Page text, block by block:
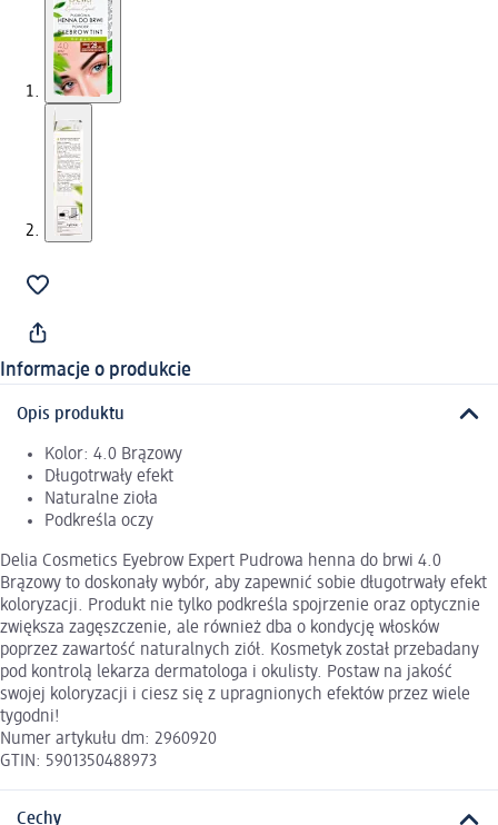
Informacje o produkcie
Opis produktu
Kolor: 4.0 Brązowy
Długotrwały efekt
Naturalne zioła
Podkreśla oczy
Delia Cosmetics Eyebrow Expert Pudrowa henna do brwi 4.0
Brązowy to doskonały wybór, aby zapewnić sobie długotrwały efekt
koloryzacji. Produkt nie tylko podkreśla spojrzenie oraz optycznie
zwiększa zagęszczenie, ale również dba o kondycję włosków
poprzez zawartość naturalnych ziół. Kosmetyk został przebadany
pod kontrolą lekarza dermatologa i okulisty. Postaw na jakość
swojej koloryzacji i ciesz się z upragnionych efektów przez wiele
tygodni!
Numer artykułu dm: 2960920
GTIN: 5901350488973
Cechy